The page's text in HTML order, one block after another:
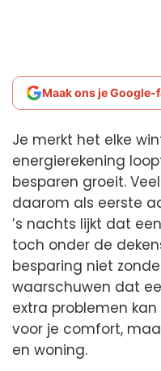
Maak ons je
Je merkt het elke
energierekening
besparen groeit.
daarom als eerste
’s nachts lijkt dat
toch onder de
besparing niet
waarschuwen dat
extra problemen
voor je comfort,
en woning.